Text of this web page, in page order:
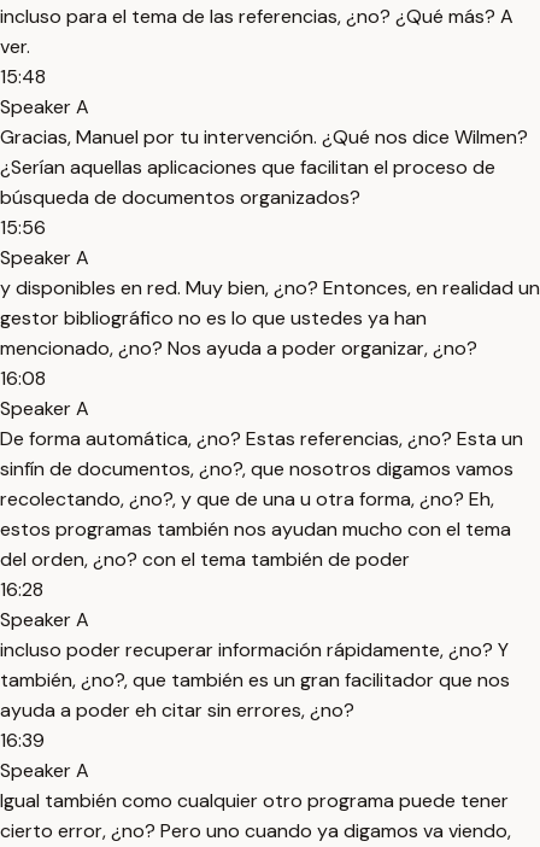
incluso para el tema de las referencias, ¿no? ¿Qué más? A
ver.
15:48
Speaker A
Gracias, Manuel por tu intervención. ¿Qué nos dice Wilmen?
¿Serían aquellas aplicaciones que facilitan el proceso de
búsqueda de documentos organizados?
15:56
Speaker A
y disponibles en red. Muy bien, ¿no? Entonces, en realidad un
gestor bibliográfico no es lo que ustedes ya han
mencionado, ¿no? Nos ayuda a poder organizar, ¿no?
16:08
Speaker A
De forma automática, ¿no? Estas referencias, ¿no? Esta un
sinfín de documentos, ¿no?, que nosotros digamos vamos
recolectando, ¿no?, y que de una u otra forma, ¿no? Eh,
estos programas también nos ayudan mucho con el tema
del orden, ¿no? con el tema también de poder
16:28
Speaker A
incluso poder recuperar información rápidamente, ¿no? Y
también, ¿no?, que también es un gran facilitador que nos
ayuda a poder eh citar sin errores, ¿no?
16:39
Speaker A
Igual también como cualquier otro programa puede tener
cierto error, ¿no? Pero uno cuando ya digamos va viendo,